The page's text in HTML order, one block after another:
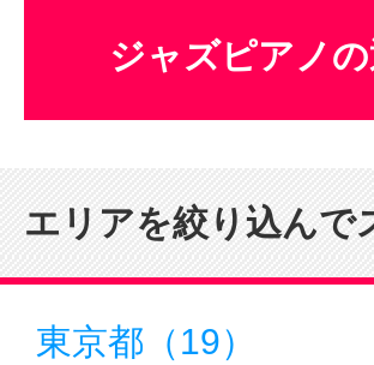
ジャズピアノ
エリアを絞り込んで
東京都（19）